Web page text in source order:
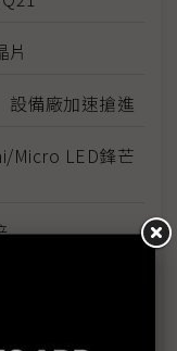
備廠加速搶進
Micro LED鋒芒